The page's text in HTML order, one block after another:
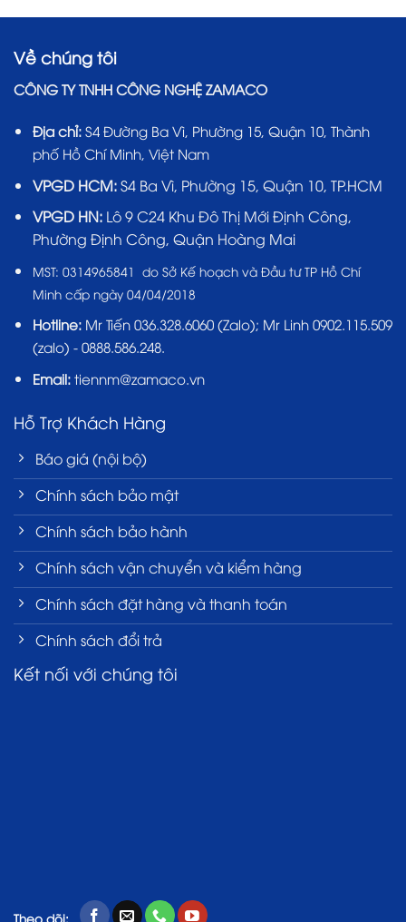
Về chúng tôi
CÔNG TY TNHH CÔNG NGHỆ ZAMACO
Địa chỉ: S4 Đường Ba Vì, Phường 15, Quận 10, Thành
phố Hồ Chí Minh, Việt Nam
VPGD HCM:S4 Ba Vì, Phường 15, Quận 10, TP.HCM
VPGD HN:Lô 9 C24 Khu Đô Thị Mới Định Công,
Phường Định Công, Quận Hoàng Mai
MST: 0314965841 do Sở Kế hoạch và Đầu tư TP Hồ Chí
Minh cấp ngày 04/04/2018
Hotline: Mr Tiến 036.328.6060(Zalo); Mr Linh 0902.115.509
(zalo) - 0888.586.248.
Email:tiennm@zamaco.vn
Hỗ Trợ Khách Hàng
Báo giá (nội bộ)
Chính sách bảo mật
Chính sách bảo hành
Chính sách vận chuyển và kiểm hàng
Chính sách đặt hàng và thanh toán
Chính sách đổi trả
Kết nối với chúng tôi
Theo dõi: